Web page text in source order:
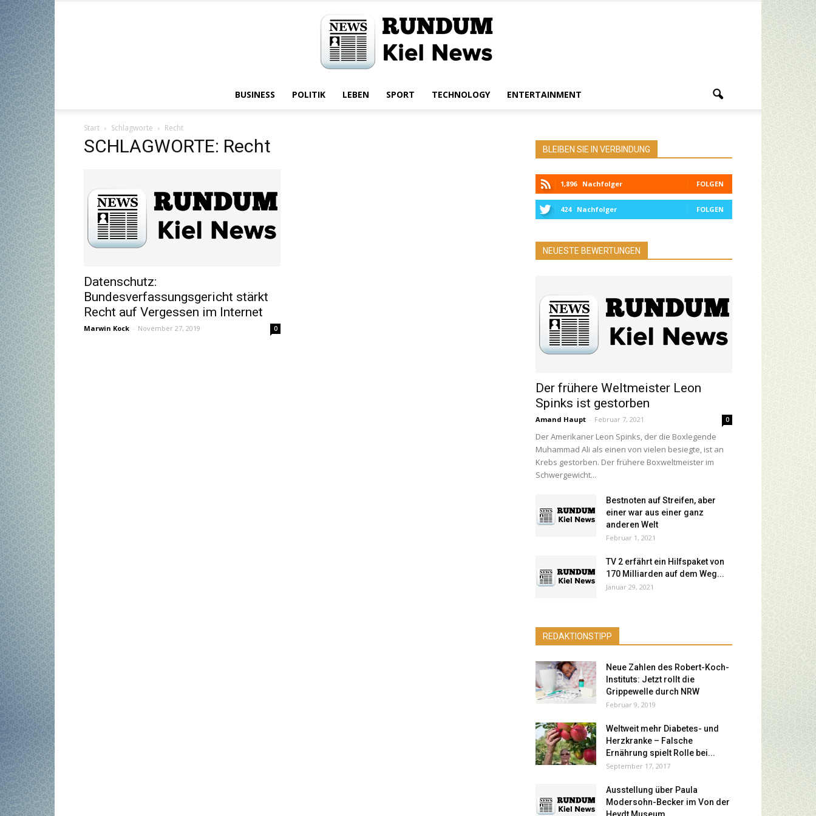
BUSINESS POLITIK LEBEN SPORT TECHNOLOGY ENTERTAINMENT
Start Schlagworte Recht
SCHLAGWORTE: Recht
Datenschutz:
Bundesverfassungsgericht stärkt
Recht auf Vergessen im Internet
Marwin Kock - November 27, 2019 0
BLEIBEN SIE IN VERBINDUNG
1,896 Nachfolger FOLGEN
424 Nachfolger FOLGEN
NEUESTE BEWERTUNGEN
Der frühere Weltmeister Leon
Spinks ist gestorben
Amand Haupt - Februar 7, 2021 0
Der Amerikaner Leon Spinks, der die Boxlegende
Muhammad Ali als einen von vielen besiegte, ist an
Krebs gestorben. Der frühere Boxweltmeister im
Schwergewicht...
Bestnoten auf Streifen, aber
einer war aus einer ganz
anderen Welt
Februar 1, 2021
TV 2 erfährt ein Hilfspaket von
170 Milliarden auf dem Weg...
Januar 29, 2021
REDAKTIONSTIPP
Neue Zahlen des Robert-Koch-
Instituts: Jetzt rollt die
Grippewelle durch NRW
Februar 9, 2019
Weltweit mehr Diabetes- und
Herzkranke – Falsche
Ernährung spielt Rolle bei...
September 17, 2017
Ausstellung über Paula
Modersohn-Becker im Von der